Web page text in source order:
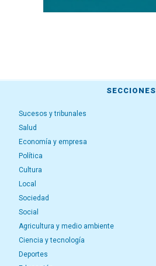
SECCIONES
Sucesos y tribunales
Salud
Economía y empresa
Política
Cultura
Local
Sociedad
Social
Agricultura y medio ambiente
Ciencia y tecnología
Deportes